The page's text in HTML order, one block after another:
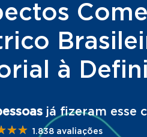
à
já fizeram esse
1.838 avaliações